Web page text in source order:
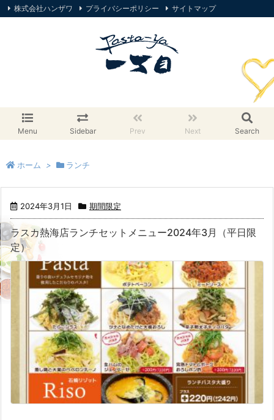
Menu Sidebar Prev Next Search
株式会社ハンザワ プライバシーポリシー
サイトマップ
ホーム > ランチ
2024年3月1日 期間限定
ラスカ熱海店ランチセットメニュー2024年3月（平日限
定）